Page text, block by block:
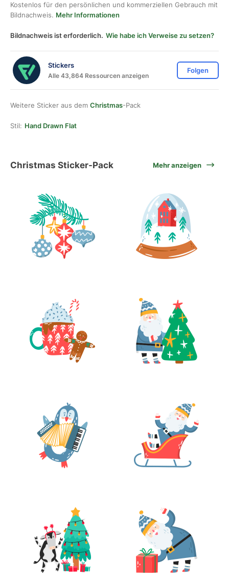
Kostenlos für den persönlichen und kommerziellen Gebrauch mit
Bildnachweis. Mehr Informationen
Bildnachweis ist erforderlich. Wie habe ich Verweise zu setzen?
Stickers
Alle 43,864 Ressourcen anzeigen
Folgen
Weitere Sticker aus dem Christmas-Pack
Stil: Hand Drawn Flat
Christmas Sticker-Pack Mehr anzeigen